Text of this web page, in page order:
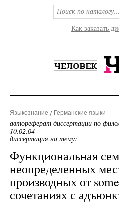
Как заказать
Языкознание Германские языки
автореферат диссертации по
10.02.04
диссертация на тему:
Функциональная
неопределенных
производных от
сочетаниях с